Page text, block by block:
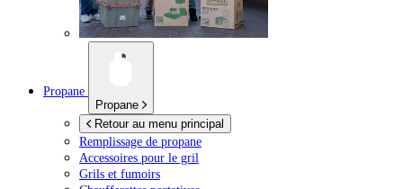
Propane
Propane
Retour au menu principal
Remplissage de propane
Accessoires pour le gril
Grils et fumoirs